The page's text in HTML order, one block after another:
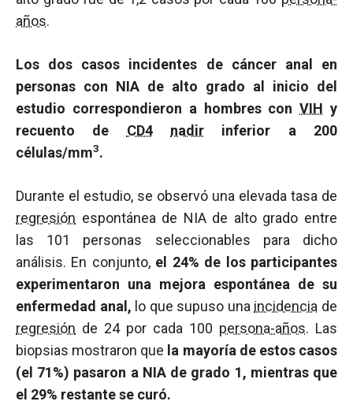
años.
Los dos casos incidentes de cáncer anal en
personas con NIA de alto grado al inicio del
estudio correspondieron a hombres conVIH y
recuento de CD4 nadir inferior a 200
células/mm3.
Durante el estudio, se observó una elevada tasa de
regresión espontánea de NIA de alto grado entre
las 101 personas seleccionables para dicho
análisis. En conjunto, el 24% de los participantes
experimentaron una mejora espontánea de su
enfermedad anal, lo que supuso una incidencia de
regresión de 24 por cada 100 persona-años. Las
biopsias mostraron que la mayoría de estos casos
(el 71%) pasaron a NIA de grado 1, mientras que
el 29% restante se curó.